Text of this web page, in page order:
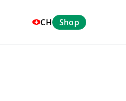
CH Shop